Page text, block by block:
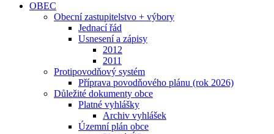
OBEC
Obecní zastupitelstvo + výbory
Jednací řád
Usnesení a zápisy
2012
2011
Protipovodňový systém
Příprava povodňového plánu (rok 2026)
Důležité dokumenty obce
Platné vyhlášky
Archiv vyhlášek
Územní plán obce